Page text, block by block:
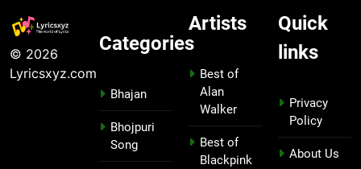
© 2026
Lyricsxyz.com
Categories
Bhajan
Bhojpuri
Song
Artists
Best of
Alan
Walker
Best of
Blackpink
Quick
links
Privacy
Policy
About Us